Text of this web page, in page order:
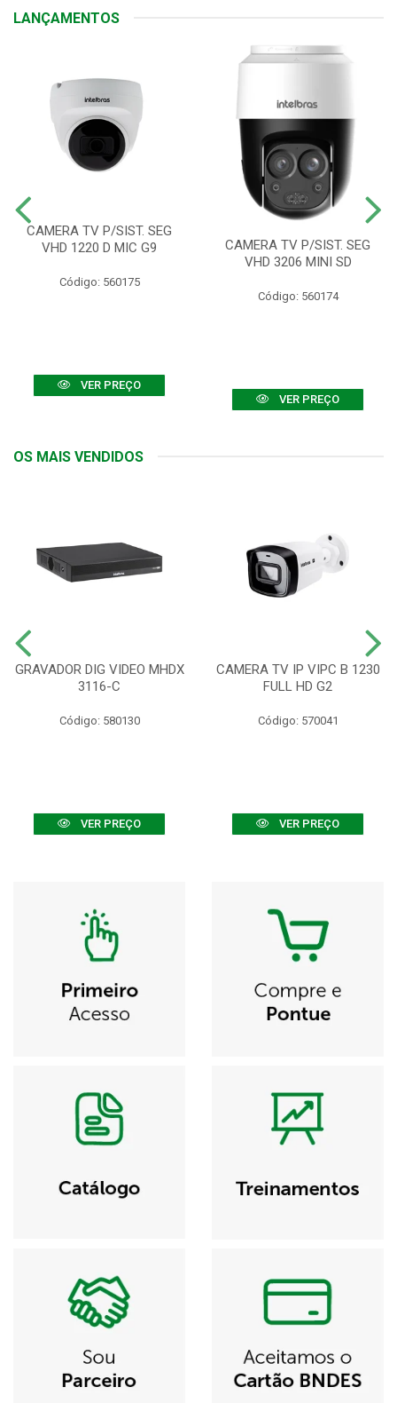
LANÇAMENTOS
CAMERA TV P/SIST. SEG
VHD 1220 D MIC G9
Código: 560175
VER PREÇO
CAMERA TV P/SIST. SEG
VHD 3206 MINI SD
Código: 560174
VER PREÇO
OS MAIS VENDIDOS
GRAVADOR DIG VIDEO MHDX
3116-C
Código: 580130
VER PREÇO
CAMERA TV IP VIPC B 1230
FULL HD G2
Código: 570041
VER PREÇO